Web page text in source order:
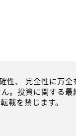
性、 完全性に万全
。投資に関する最
載を禁じます。